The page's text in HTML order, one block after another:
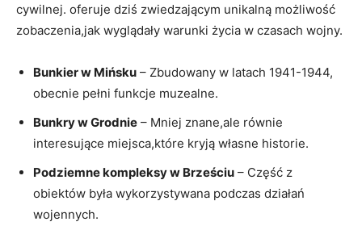
cywilnej. oferuje dziś zwiedzającym unikalną możliwość
zobaczenia,jak wyglądały warunki życia‌ w⁣ czasach wojny.
Bunkier w Mińsku – Zbudowany w ⁣latach 1941-1944,
obecnie ⁢pełni funkcje ⁢muzealne.
Bunkry w Grodnie – Mniej znane,ale równie
interesujące ‌miejsca,które kryją‍ własne⁤ historie.
Podziemne kompleksy ​w Brześciu – Część‌ z
obiektów⁣ była wykorzystywana podczas działań
wojennych.